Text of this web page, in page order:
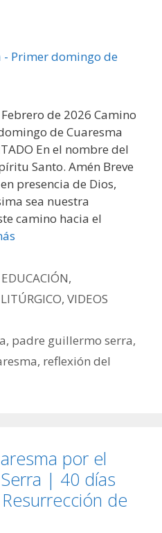
de 2026 Camino
de Cuaresma
En el nombre del
Santo. Amén Breve
presencia de Dios,
sea nuestra
camino hacia el
EDUCACIÓN,
, VIDEOS
, padre guillermo serra,
, reflexión del
por el
| 40 días
de